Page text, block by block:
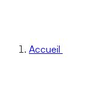
Accueil